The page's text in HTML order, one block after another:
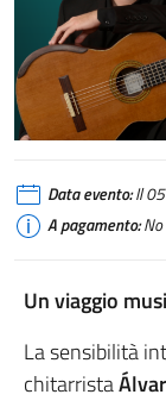
Data evento:Il 05
A pagamento:No
Un viaggio
La sensibilità
chitarrista